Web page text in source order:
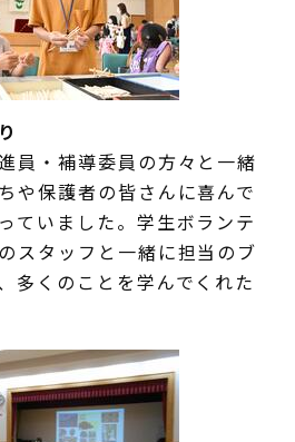
員・補導委員の方々と一緒
や保護者の皆さんに喜んで
ていました。学生ボランテ
スタッフと一緒に担当のブ
多くのことを学んでくれた